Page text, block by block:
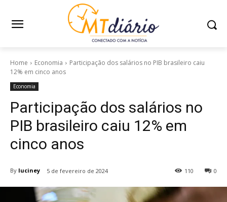
Home Economia
Participação dos salários no PIB brasileiro caiu
12% em cinco anos
Economia
Participação dos salários no
PIB brasileiro caiu 12% em
cinco anos
By luciney 5 de fevereiro de 2024 0
110